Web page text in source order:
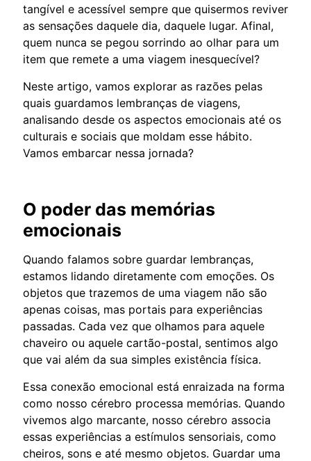
tangível e acessível sempre que quisermos reviver
as sensações daquele dia, daquele lugar. Afinal,
quem nunca se pegou sorrindo ao olhar para um
item que remete a uma viagem inesquecível?
Neste artigo, vamos explorar as razões pelas
quais guardamos lembranças de viagens,
analisando desde os aspectos emocionais até os
culturais e sociais que moldam esse hábito.
Vamos embarcar nessa jornada?
O poder das memórias
emocionais
Quando falamos sobre guardar lembranças,
estamos lidando diretamente com emoções. Os
objetos que trazemos de uma viagem não são
apenas coisas, mas portais para experiências
passadas. Cada vez que olhamos para aquele
chaveiro ou aquele cartão-postal, sentimos algo
que vai além da sua simples existência física.
Essa conexão emocional está enraizada na forma
como nosso cérebro processa memórias. Quando
vivemos algo marcante, nosso cérebro associa
essas experiências a estímulos sensoriais, como
cheiros, sons e até mesmo objetos. Guardar uma